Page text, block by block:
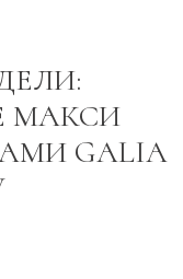
МАКСИ
GALIA